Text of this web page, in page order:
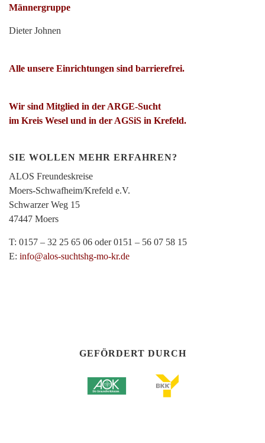
Männergruppe
Dieter Johnen
Alle unsere Einrichtungen sind barrierefrei.
Wir sind Mitglied in der ARGE-Sucht
im Kreis Wesel und in der AGSiS in Krefeld.
SIE WOLLEN MEHR ERFAHREN?
ALOS Freundeskreise
Moers-Schwafheim/Krefeld e.V.
Schwarzer Weg 15
47447 Moers
T: 0157 – 32 25 65 06 oder 0151 – 56 07 58 15
E: info@alos-suchtshg-mo-kr.de
GEFÖRDERT DURCH